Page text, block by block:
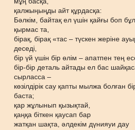
қалжыңыңды айт құрдасқа:
Бәлкім, байтақ ел үшін қайғы боп бұл
қырмас та,
бірақ, бірақ «тас – түскен жеріне
деседі,
бір үй үшін бір өлім – апатпен тең
бір-бір деталь айтады ел бас
сырласса –
көзілдірік сау қапты мылжа болған
баста;
қар жұлынып қызықтай,
қаңқа біткен қаусап бар
жатқан шақта, әлдекім дүнияуи дау